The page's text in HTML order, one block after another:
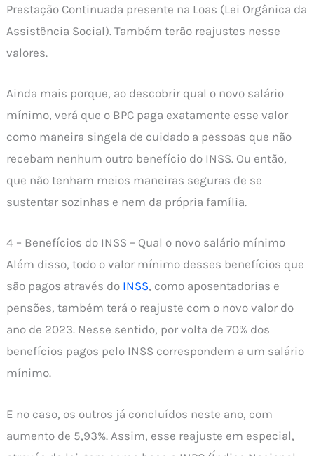
Prestação Continuada presente na Loas (Lei Orgânica da
Assistência Social). Também terão reajustes nesse
valores.
Ainda mais porque, ao descobrir qual o novo salário
mínimo, verá que o BPC paga exatamente esse valor
como maneira singela de cuidado a pessoas que não
recebam nenhum outro benefício do INSS. Ou então,
que não tenham meios maneiras seguras de se
sustentar sozinhas e nem da própria família.
4 – Benefícios do INSS – Qual o novo salário mínimo
Além disso, todo o valor mínimo desses benefícios que
são pagos através do INSS, como aposentadorias e
pensões, também terá o reajuste com o novo valor do
ano de 2023. Nesse sentido, por volta de 70% dos
benefícios pagos pelo INSS correspondem a um salário
mínimo.
E no caso, os outros já concluídos neste ano, com
aumento de 5,93%. Assim, esse reajuste em especial,